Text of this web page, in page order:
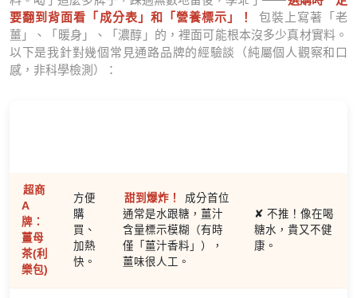
要翻到背面看「成分表」和「營養標示」！
包裝上寫著「老
薑」、「暖身」、「濃醇」的，裡面可能根本沒多少真材實料。
以下是我針對幾個常見通路品牌的經驗談（純屬個人觀察和口
感，非科學檢測）：
超商
A
牌：
薑母
茶(利
樂包)
方便
購
買、
加熱
快。
甜到爆炸！
成分首位
通常是水跟糖，薑汁
含量標示模糊（有時
僅「薑汁香料」），
薑味很人工。
✘ 不推！像在喝
糖水，貴又不健
康。